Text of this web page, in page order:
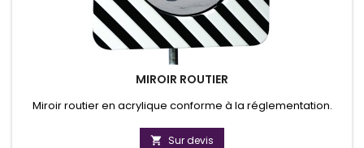
MIROIR ROUTIER
Miroir routier en acrylique conforme à la réglementation.
 Sur devis